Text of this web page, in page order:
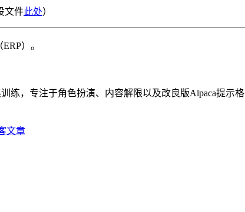
文件此处）
）。
练，专注于角色扮演、内容解限以及改良版Alpaca提示
文章